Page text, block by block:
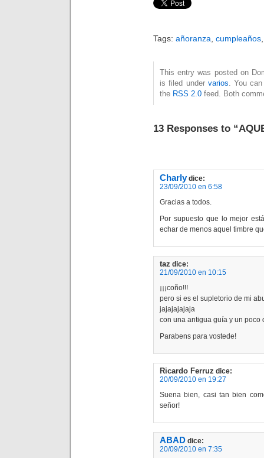
Tags: añoranza, cumpleaños
This entry was posted on
is filed under varios. You
the RSS 2.0 feed. Both
13 Responses to
Charly dice:
23/09/2010 en 6:58
Gracias a todos.
Por supuesto que lo mejor
echar de menos aquel timbre
taz dice:
21/09/2010 en 10:15
¡¡¡coño!!!
pero si es el supletorio de mi
jajajajajaja
con una antigua guía y un
Parabens para vostede!
Ricardo Ferruz dice:
20/09/2010 en 19:27
Suena bien, casi tan bien
señor!
ABAD dice:
20/09/2010 en 7:35